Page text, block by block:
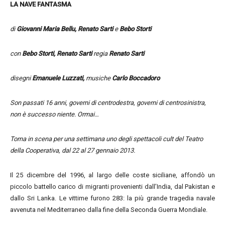
LA NAVE FANTASMA
diGiovanni Maria Bellu, Renato SartieBebo Storti
con Bebo Storti, Renato Sartiregia Renato Sarti
disegniEmanuele Luzzati, musiche Carlo Boccadoro
Son passati 16 anni, governi di centrodestra, governi di centrosinistra,
non è successo niente. Ormai…
Torna in scena per una settimana uno degli spettacoli cult del Teatro
della Cooperativa, dal 22 al 27 gennaio 2013.
Il 25 dicembre del 1996, al largo delle coste siciliane, affondò un
piccolo battello carico di migranti provenienti dall’India, dal Pakistan e
dallo Sri Lanka. Le vittime furono 283: la più grande tragedia navale
avvenuta nel Mediterraneo dalla fine della Seconda Guerra Mondiale.